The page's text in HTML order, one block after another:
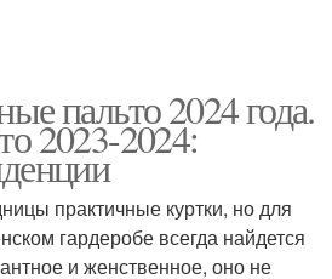
пальто 2024 года.
2023-2024:
практичные куртки, но для
гардеробе всегда найдется
и женственное, оно не